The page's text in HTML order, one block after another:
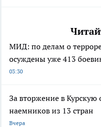
МИД: по делам о
осуждены уже 413
03:30
За вторжение в Курскую
наемников из 13 стран
Вчера